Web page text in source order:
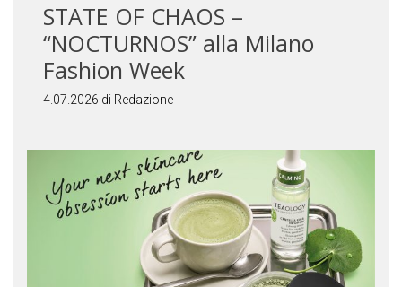
STATE OF CHAOS –
“NOCTURNOS” alla Milano
Fashion Week
4.07.2026 di Redazione